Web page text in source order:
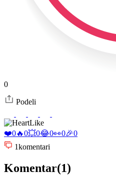
0
Podeli
Like
❤️0🔥0💥0😂0👀0🎉0
1komentari
Komentar(1)